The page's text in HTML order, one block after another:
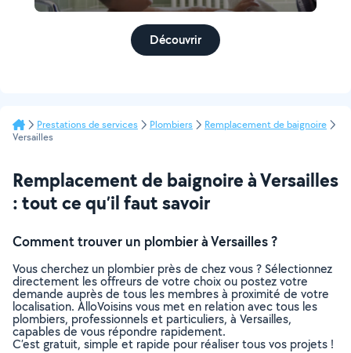
Découvrir
Prestations de services Plombiers
Remplacement de baignoire
Versailles
Remplacement de baignoire à Versailles
: tout ce qu’il faut savoir
Comment trouver un plombier à Versailles ?
Vous cherchez un plombier près de chez vous ? Sélectionnez
directement les offreurs de votre choix ou postez votre
demande auprès de tous les membres à proximité de votre
localisation. AlloVoisins vous met en relation avec tous les
plombiers, professionnels et particuliers, à Versailles,
capables de vous répondre rapidement.
C’est gratuit, simple et rapide pour réaliser tous vos projets !